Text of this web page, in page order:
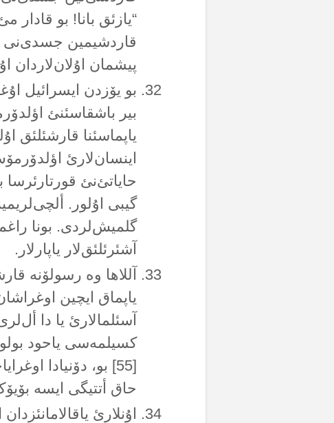
“یازئق بانا! بو
قاردشیمین جسدی‌نی
پیشمان اۇلان‌لاردان
بو یۆزدن ایسرائیل
بیر باشقاسئنئ
یاپماسئنا قارشئلئق
اینسان‌لارئ
حایاتئ‌نئ
گیبی اۇلور.
گلمیش‌لردی. بونا
آشئرئلئق‌لار یاپارلار.
آللاها وە رسولۆنە
یاپماق ایچین
آسئلمالارئ یا دا
کسیلمەسی یاحود
[55] بو، دۆنیادا
حاق أتتیگی ایسە
اۇنلارئ